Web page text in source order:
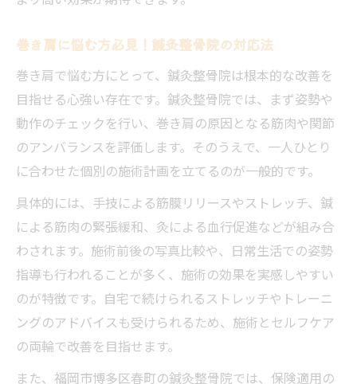
巻き肩に悩む方必見！鍼灸整骨院の対応法
巻き肩で悩む方にとって、鍼灸整骨院は根本的な改善を
目指せる心強い存在です。鍼灸整骨院では、まず姿勢や
動作のチェックを行い、巻き肩の原因となる筋肉や関節
のアンバランスを評価します。そのうえで、一人ひとり
に合わせた個別の施術計画を立てるのが一般的です。
具体的には、手技による筋膜リリースやストレッチ、鍼
による筋肉の緊張緩和、灸による血行促進などが組み合
わされます。施術前後の写真比較や、日常生活での姿勢
指導も行われることが多く、施術の効果を実感しやすい
のが特徴です。自宅で続けられるストレッチやトレーニ
ングのアドバイスも受けられるため、施術とセルフケア
の両輪で改善を目指せます。
また、福岡市博多区春町の鍼灸整骨院では、保険適用の